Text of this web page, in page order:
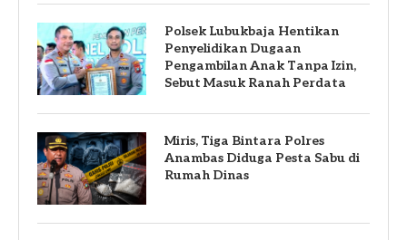
Polsek Lubukbaja Hentikan
Penyelidikan Dugaan
Pengambilan Anak Tanpa Izin,
Sebut Masuk Ranah Perdata
Miris, Tiga Bintara Polres
Anambas Diduga Pesta Sabu di
Rumah Dinas